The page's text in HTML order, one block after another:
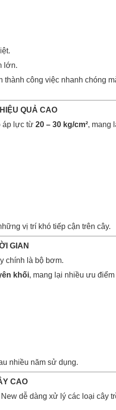
lớn.
công việc nhanh chóng
QUẢ CAO
áp lực từ 20 – 30 kg/cm², mang
vị trí khó tiếp cận trên cây.
GIAN
chính là bộ bơm.
khối, mang lại nhiều ưu điểm
nhiều năm sử dụng.
CAO
dễ dàng xử lý các loại cây